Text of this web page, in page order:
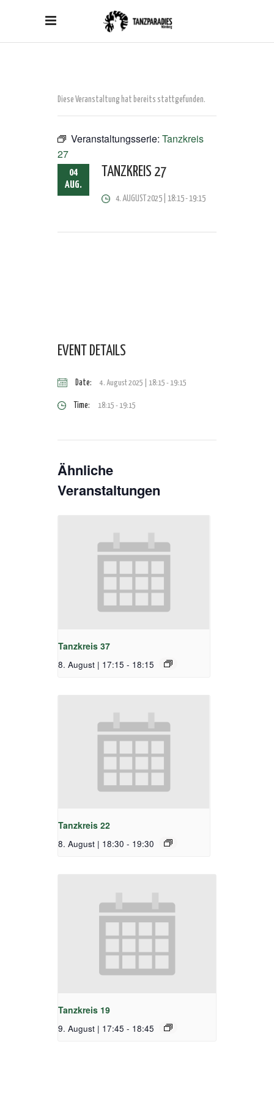
Diese Veranstaltung hat bereits stattgefunden.
Veranstaltungsserie: Tanzkreis
27
04
AUG.
TANZKREIS 27
4. AUGUST 2025 | 18:15-19:15
EVENT DETAILS
Date: 4. August 2025 | 18:15 -19:15
Time: 18:15 - 19:15
Ähnliche
Veranstaltungen
Tanzkreis 37
8. August | 17:15 - 18:15
Tanzkreis 22
8. August | 18:30 - 19:30
Tanzkreis 19
9. August | 17:45 - 18:45